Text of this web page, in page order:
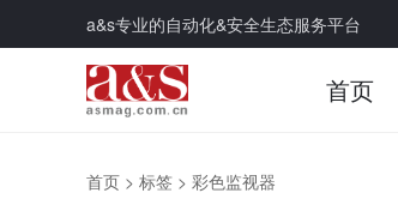
a&s专业的自动化&安全生态服务平台
首页
首页 > 标签 > 彩色监视器